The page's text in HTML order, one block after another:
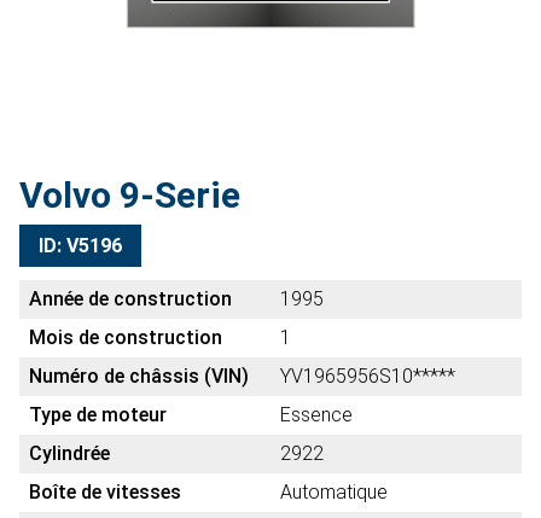
Volvo 9-Serie
ID: V5196
Année de construction
1995
Mois de construction
1
Numéro de châssis (VIN)
YV1965956S10*****
Type de moteur
Essence
Cylindrée
2922
Boîte de vitesses
Automatique